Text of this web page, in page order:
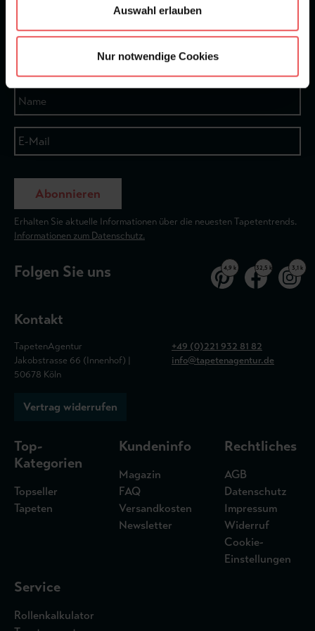
Auswahl erlauben
Nur notwendige Cookies
Newsletter
Abonnieren
Erhalten Sie aktuelle Informationen über die neuesten Tapetentrends.
Informationen zum Datenschutz.
Folgen Sie uns 4,9 k 32,5 k 3,1 k
Kontakt
TapetenAgentur
Jakobstrasse 66 (Innenhof) |
50678 Köln
+49 (0)221 932 81 82
info@tapetenagentur.de
Vertrag widerrufen
Top-
Kategorien
Topseller
Tapeten
Kundeninfo
Magazin
FAQ
Versandkosten
Newsletter
Rechtliches
AGB
Datenschutz
Impressum
Widerruf
Cookie-
Einstellungen
Service
Rollenkalkulator